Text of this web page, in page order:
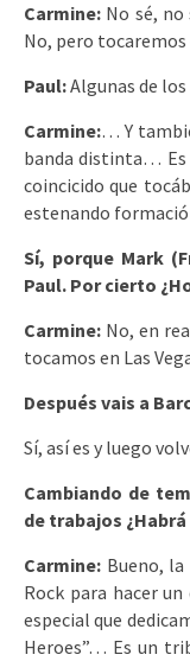
Carmine: No sé,
No, pero
Paul:Algunas de
Carmine:… Y
banda distinta… Es
coincicido que
estenando
Sí, porque Mark
Paul. Por cierto
Carmine: No, en
tocamos en Las
Después vais a
Sí, así es y luego
Cambiando de
de trabajos
Carmine: Bueno,
Rock para hacer
especial que
Heroes”… Es un